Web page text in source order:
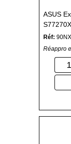
ASUS
portable
DDR5-
Réf:
Réappro